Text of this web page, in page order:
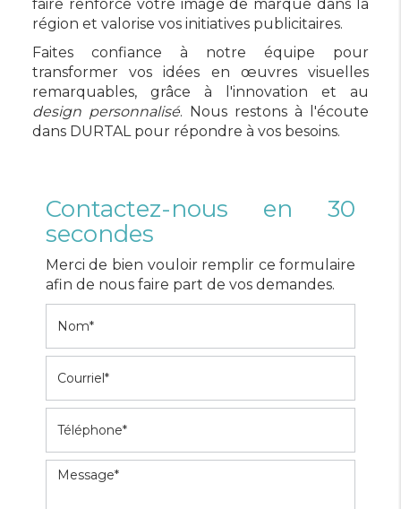
faire renforce votre image de marque dans la
région et valorise vos initiatives publicitaires.
Faites confiance à notre équipe pour
transformer vos idées en œuvres visuelles
remarquables, grâce à l'innovation et au
design personnalisé. Nous restons à l'écoute
dans DURTAL pour répondre à vos besoins.
Contactez-nous en 30
secondes
Merci de bien vouloir remplir ce formulaire
afin de nous faire part de vos demandes.